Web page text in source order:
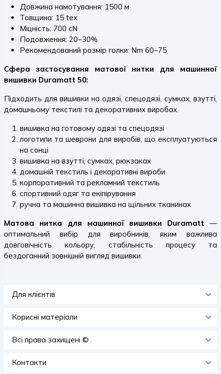
Довжина намотування: 1500 м
Товщина: 15 tex
Міцність: 700 cN
Подовження: 20–30%
Рекомендований розмір голки: Nm 60–75
Сфера застосування матової нитки для машинної
вишивки Duramatt 50:
Підходить для вишивки на одязі, спецодязі, сумках, взутті,
домашньому текстилі та декоративних виробах.
вишивка на готовому одязі та спецодязі
логотипи та шеврони для виробів, що експлуатуються
на сонці
вишивка на взутті, сумках, рюкзаках
домашній текстиль і декоративні вироби
корпоративний та рекламний текстиль
спортивний одяг та екіпірування
ручна та машинна вишивка на щільних тканинах
Матова нитка для машинної вишивки Duramatt —
оптимальний вибір для виробників, яким важлива
довговічність кольору, стабільність процесу та
бездоганний зовнішній вигляд вишивки.
Для клієнтів
Корисні матеріали
Всi права захищенi ©
Контакти